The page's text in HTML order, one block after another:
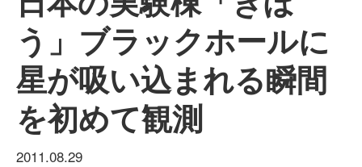
う」ブラックホールに
星が吸い込まれる瞬間
を初めて観測
2011.08.29